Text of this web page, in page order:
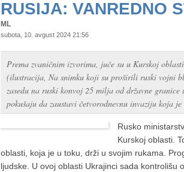
RUSIJA: VANREDNO
ML
subota, 10. avgust 2024 21:56
Prema zvaničnim izvorima, juče su u Kurskoj
(ilustracija, Na snimku koji su proširili ruski vojni
zasedu na ruski konvoj 25 milja od državne
pokušaju da zaustavi četvorodnevnu invaziju koja
Rusko
Kurskoj oblasti.
oblasti, koja je u toku, drži u svojim rukama.
ljudske. U ovoj oblasti Ukrajinci sada kontrolišu